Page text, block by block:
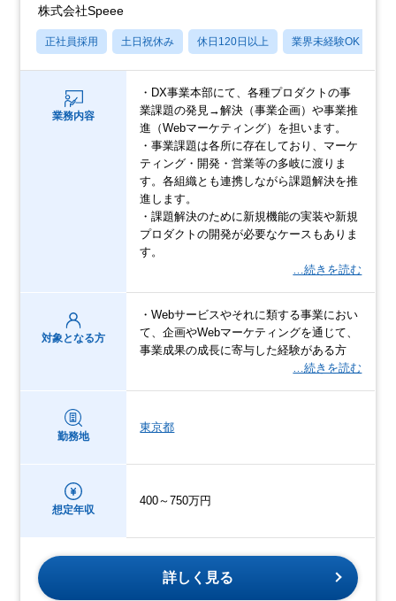
株式会社Speee
正社員採用 土日祝休み 休日120日以上 業界未経験OK
業務内容
・DX事業本部にて、各種プロダクトの事
業課題の発見→解決（事業企画）や事業推
進（Webマーケティング）を担います。
・事業課題は各所に存在しており、マーケ
ティング・開発・営業等の多岐に渡りま
す。各組織とも連携しながら課題解決を推
進します。
・課題解決のために新規機能の実装や新規
プロダクトの開発が必要なケースもありま
す。
…続きを読む
対象となる方
・Webサービスやそれに類する事業におい
て、企画やWebマーケティングを通じて、
事業成果の成長に寄与した経験がある方
…続きを読む
勤務地
東京都
想定年収
400～750万円
詳しく見る